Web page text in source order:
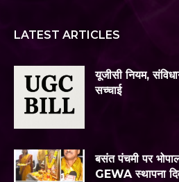
LATEST ARTICLES
यूजीसी नियम,
सच्चाई
बसंत पंचमी पर
GEWA स्थापना